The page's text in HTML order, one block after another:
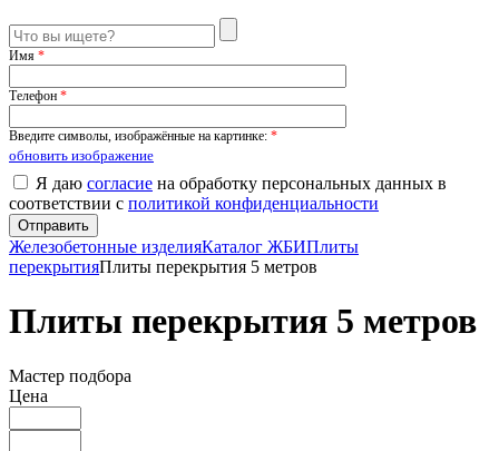
Имя *
Телефон *
Введите символы, изображённые на картинке: *
обновить изображение
Я даю согласие на обработку персональных данных в
соответствии с политикой конфиденциальности
Железобетонные изделияКаталог ЖБИПлиты
перекрытияПлиты перекрытия 5 метров
Плиты перекрытия 5 метров
Мастер подбора
Цена